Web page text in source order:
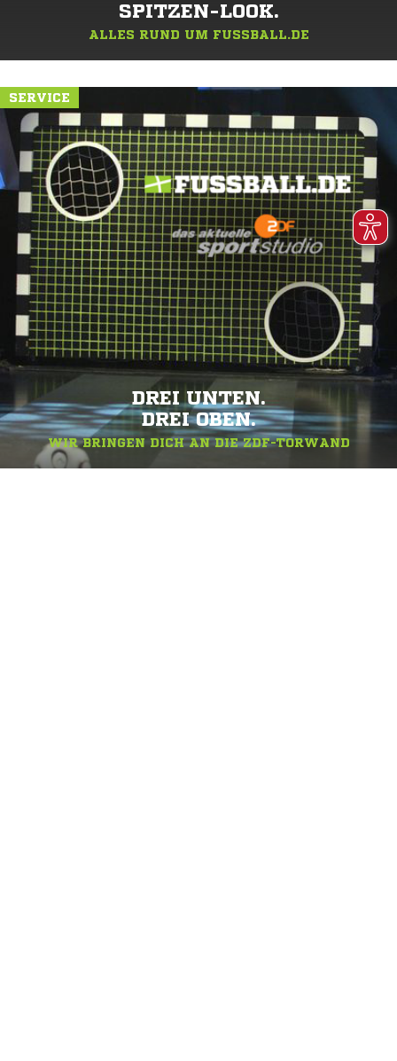
SPITZEN-LOOK.
ALLES RUND UM FUSSBALL.DE
SERVICE
DREI UNTEN.
DREI OBEN.
WIR BRINGEN DICH AN DIE ZDF-TORWAND